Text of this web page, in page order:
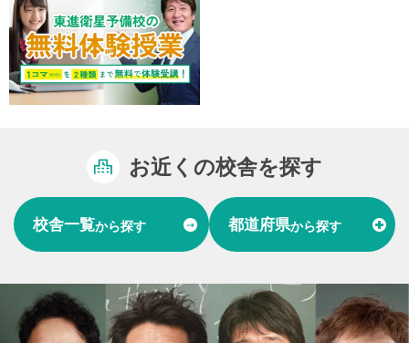
お近くの校舎を探す
校舎一覧から探す 都道府県から探す
東海 愛知県 岐阜県
関西 大阪府 兵庫県